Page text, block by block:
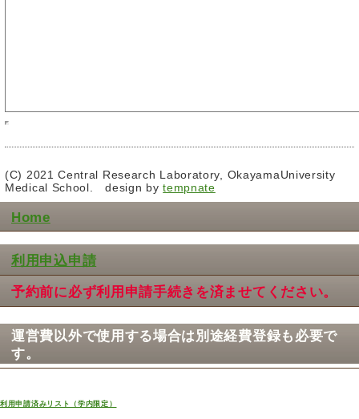
(C) 2021 Central Research Laboratory, OkayamaUniversity
Medical School. design bytempnate
Home
利用申込申請
予約前に必ず利用申請手続きを済ませてください。
運営費以外で使用する場合は別途経費登録も必要で
す。
利用申請済みリスト（学内限定）